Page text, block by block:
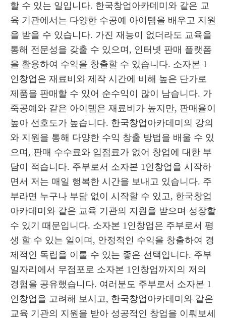
할 수 있는 일입니다. 한국창업아카데미와 같은 교
육 기관에서는 다양한 수공예 아이템을 배우고 지원
을 받을 수 있습니다. 가진 재능이 없더라도 교육을
통해 전문성을 갖출 수 있으며, 인터넷 판매 플랫폼
을 활용하여 수익을 창출할 수 있습니다. 소자본 1
인창업은 재료비와 제작 시간에 비해 높은 단가로
제품을 판매할 수 있어 순수익이 많이 남습니다. 가
죽공예와 같은 아이템은 재료비가 높지만, 판매율이
높아 선호도가 높습니다. 한국창업아카데미의 강의
와 지원을 통해 다양한 수익 창출 방법을 배울 수 있
으며, 판매 수수료와 입점료가 없어 창업에 대한 부
담이 적습니다. 주부로서 소자본 1인창업을 시작하
면서 저는 매일 행복한 시간을 보내고 있습니다. 주
부라면 누구나 부담 없이 시작할 수 있고, 한국창업
아카데미와 같은 교육 기관의 지원을 받으며 성장할
수 있기 때문입니다. 소자본 1인창업은 주부로서 평
생 할 수 있는 일이며, 안정적인 수익을 창출하여 경
제적인 독립을 이룰 수 있는 좋은 선택입니다. 주부
일자리에서 무점포로 소자본 1인창업까지의 저의
경험을 공유했습니다. 여러분도 주부로서 소자본 1
인창업을 고려해 보시고, 한국창업아카데미와 같은
교육 기관의 지원을 받아 성공적인 창업을 이뤄보세